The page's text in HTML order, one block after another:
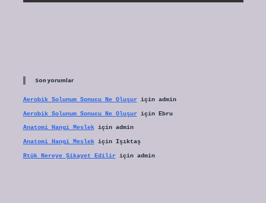
Son yorumlar
Aerobik Solunum Sonucu Ne Oluşuriçin admin
Aerobik Solunum Sonucu Ne Oluşuriçin Ebru
Anatomi Hangi Meslekiçin admin
Anatomi Hangi Meslekiçin Işıktaş
Rtük Nereye Şikayet Ediliriçin admin